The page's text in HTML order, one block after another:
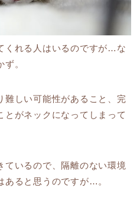
くれる人はいるのですが…な
。
難しい可能性があること、完
とがネックになってしまって
ているので、隔離のない環境
あると思うのですが…。